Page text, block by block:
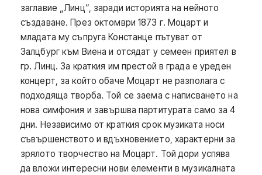
заглавие „Линц“, заради историята на нейното
създаване. През октомври 1873 г. Моцарт и
младата му съпруга Констанце пътуват от
Залцбург към Виена и отсядат у семеен приятел в
гр. Линц. За краткия им престой в града е уреден
концерт, за който обаче Моцарт не разполага с
подходяща творба. Той се заема с написването на
нова симфония и завършва партитурата само за 4
дни. Независимо от краткия срок музиката носи
съвършенството и вдъхновението, характерни за
зрялото творчество на Моцарт. Той дори успява
да вложи интересни нови елементи в музикалната